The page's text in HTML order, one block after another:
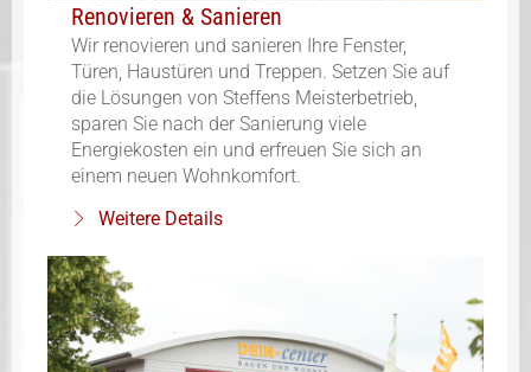
Renovieren & Sanieren
Wir renovieren und sanieren Ihre Fenster,
Türen, Haustüren und Treppen. Setzen Sie auf
die Lösungen von Steffens Meisterbetrieb,
sparen Sie nach der Sanierung viele
Energiekosten ein und erfreuen Sie sich an
einem neuen Wohnkomfort.
Weitere Details